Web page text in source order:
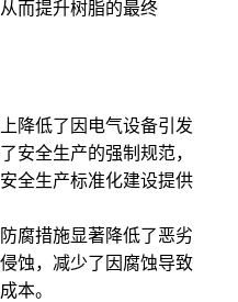
而提升树脂的最终
降低了因电气设备引发
安全生产的强制规范，
全生产标准化建设提供
腐措施显著降低了恶劣
蚀，减少了因腐蚀导致
本。